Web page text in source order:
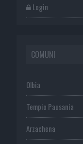
Login
COMUNI
Olbia
Tempio Pausania
Arzachena